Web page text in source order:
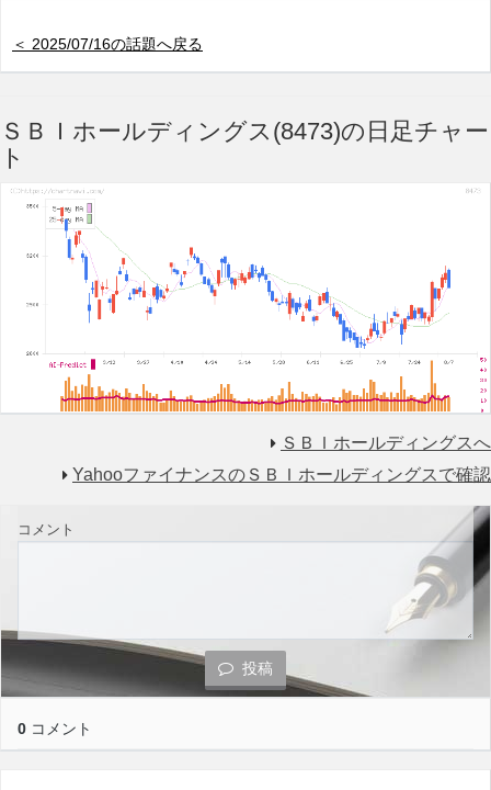
＜ 2025/07/16の話題へ戻る
ＳＢＩホールディングス(8473)の日足チャー
ト
ＳＢＩホールディングスへ
YahooファイナンスのＳＢＩホールディングスで確認
コメント
投稿
0 コメント